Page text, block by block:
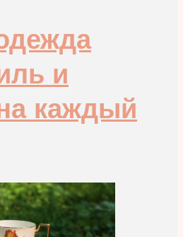
и
каждый